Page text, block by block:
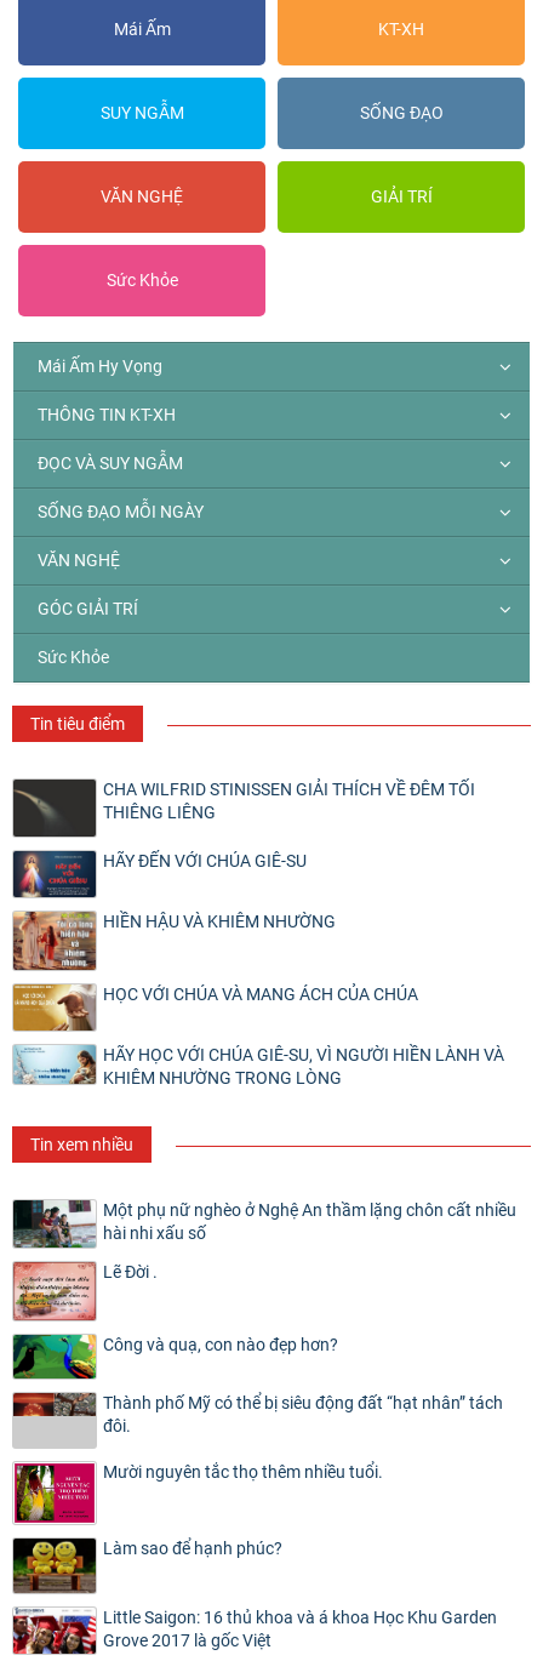
Mái Ấm KT-XH
SUY NGẪM SỐNG ĐẠO
VĂN NGHỆ GIẢI TRÍ
Sức Khỏe
Mái Ấm Hy Vọng
THÔNG TIN KT-XH
ĐỌC VÀ SUY NGẪM
SỐNG ĐẠO MỖI NGÀY
VĂN NGHỆ
GÓC GIẢI TRÍ
Sức Khỏe
Tin tiêu điểm
CHA WILFRID STINISSEN GIẢI THÍCH VỀ ĐÊM TỐI
THIÊNG LIÊNG
HÃY ĐẾN VỚI CHÚA GIÊ-SU
HIỀN HẬU VÀ KHIÊM NHƯỜNG
HỌC VỚI CHÚA VÀ MANG ÁCH CỦA CHÚA
HÃY HỌC VỚI CHÚA GIÊ-SU, VÌ NGƯỜI HIỀN LÀNH VÀ
KHIÊM NHƯỜNG TRONG LÒNG
Tin xem nhiều
Một phụ nữ nghèo ở Nghệ An thầm lặng chôn cất nhiều
hài nhi xấu số
Lẽ Đời .
Công và quạ, con nào đẹp hơn?
Thành phố Mỹ có thể bị siêu động đất “hạt nhân” tách
đôi.
Mười nguyên tắc thọ thêm nhiều tuổi.
Làm sao để hạnh phúc?
Little Saigon: 16 thủ khoa và á khoa Học Khu Garden
Grove 2017 là gốc Việt